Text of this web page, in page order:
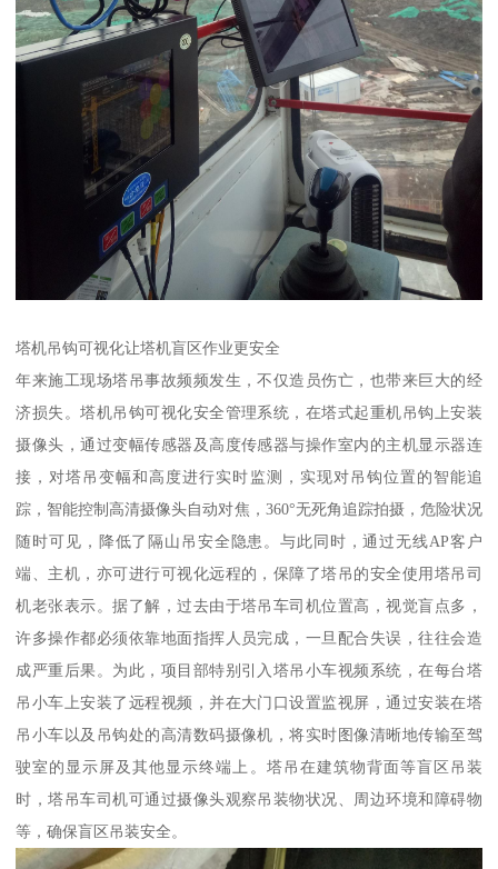
塔机吊钩可视化让塔机盲区作业更安全
年来施工现场塔吊事故频频发生，不仅造员伤亡，也带来巨大的经
济损失。塔机吊钩可视化安全管理系统，在塔式起重机吊钩上安装
摄像头，通过变幅传感器及高度传感器与操作室内的主机显示器连
接，对塔吊变幅和高度进行实时监测，实现对吊钩位置的智能追
踪，智能控制高清摄像头自动对焦，360°无死角追踪拍摄，危险状况
随时可见，降低了隔山吊安全隐患。与此同时，通过无线AP客户
端、主机，亦可进行可视化远程的，保障了塔吊的安全使用塔吊司
机老张表示。据了解，过去由于塔吊车司机位置高，视觉盲点多，
许多操作都必须依靠地面指挥人员完成，一旦配合失误，往往会造
成严重后果。为此，项目部特别引入塔吊小车视频系统，在每台塔
吊小车上安装了远程视频，并在大门口设置监视屏，通过安装在塔
吊小车以及吊钩处的高清数码摄像机，将实时图像清晰地传输至驾
驶室的显示屏及其他显示终端上。塔吊在建筑物背面等盲区吊装
时，塔吊车司机可通过摄像头观察吊装物状况、周边环境和障碍物
等，确保盲区吊装安全。